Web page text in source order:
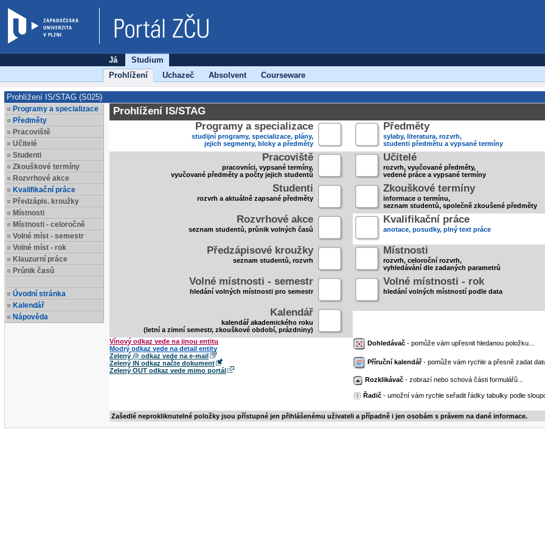
Já
Studium
Prohlížení
Uchazeč Absolvent Courseware
Prohlížení IS/STAG (S025)
Programy a specializace
Předměty
Pracoviště
Učitelé
Studenti
Zkouškové termíny
Rozvrhové akce
Kvalifikační práce
Předzápis. kroužky
Místnosti
Místnosti - celoročně
Volné míst - semestr
Volné míst - rok
Klauzurní práce
Průnik časů
Úvodní stránka
Kalendář
Nápověda
Prohlížení IS/STAG
Programy a specializace
studijní programy, specializace, plány,
jejich segmenty, bloky a předměty
Předměty
sylaby, literatura, rozvrh,
studenti předmětu a vypsané termíny
Pracoviště
pracovníci, vypsané termíny,
vyučované předměty a počty jejich studentů
Učitelé
rozvrh, vyučované předměty,
vedené práce a vypsané termíny
Studenti
rozvrh a aktuálně zapsané předměty
Zkouškové termíny
informace o termínu,
seznam studentů, společně zkoušené předměty
Rozvrhové akce
seznam studentů, průnik volných časů
Kvalifikační práce
anotace, posudky, plný text práce
Předzápisové kroužky
seznam studentů, rozvrh
Místnosti
rozvrh, celoroční rozvrh,
vyhledávání dle zadaných parametrů
Volné místnosti - semestr
hledání volných místnosti pro semestr
Volné místnosti - rok
hledání volných místností podle data
Kalendář
kalendář akademického roku
(letní a zimní semestr, zkouškové období, prázdniny)
Vínový odkaz vede na jinou entitu
Modrý odkaz vede na detail entity
Zelený @ odkaz vede na e-mail
Zelený IN odkaz načte dokument
Zelený OUT odkaz vede mimo portál
Dohledávač - pomůže vám upřesnit hledanou položku...
Příruční kalendář- pomůže vám rychle a přesně zadat
Rozklikávač - zobrazí nebo schová části formulářů...
Řadič - umožní vám rychle seřadit řádky tabulky podle
Zašedlé neprokliknutelné položky jsou přístupné jen přihlášenému uživateli a případně i jen osobám s právem na dané informace.